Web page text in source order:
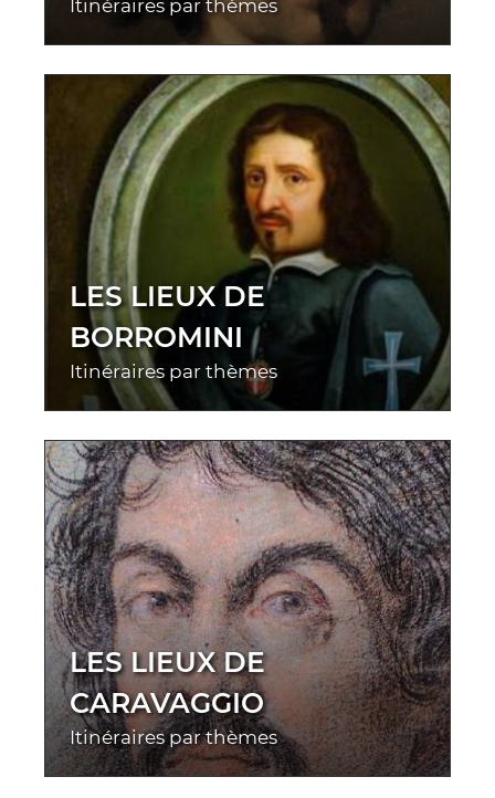
Itinéraires par thèmes
LES LIEUX DE
BORROMINI
Itinéraires par thèmes
LES LIEUX DE
CARAVAGGIO
Itinéraires par thèmes